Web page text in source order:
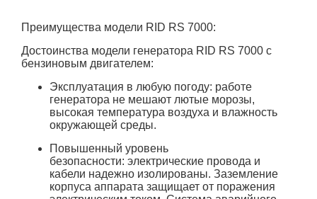
Преимущества модели RID RS 7000:
Достоинства модели генератора RID RS 7000 с
бензиновым двигателем:
Эксплуатация в любую погоду: работе
генератора не мешают лютые морозы,
высокая температура воздуха и влажность
окружающей среды.
Повышенный уровень
безопасности: электрические провода и
кабели надежно изолированы. Заземление
корпуса аппарата защищает от поражения